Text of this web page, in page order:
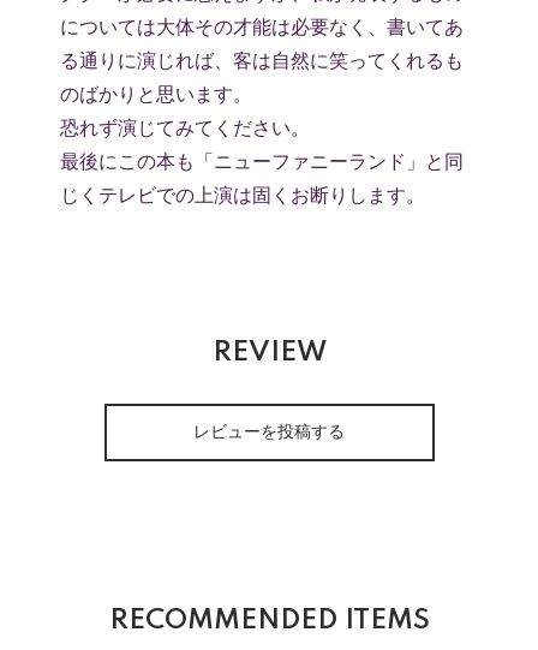
については大体その才能は必要なく、書いてあ
る通りに演じれば、客は自然に笑ってくれるも
のばかりと思います。
恐れず演じてみてください。
最後にこの本も「ニューファニーランド」と同
じくテレビでの上演は固くお断りします。
REVIEW
レビューを投稿する
RECOMMENDED ITEMS